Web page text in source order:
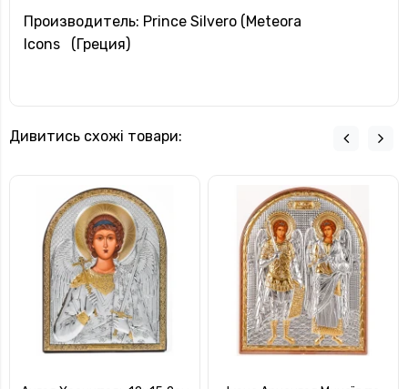
Производитель: Prince Silvero (Meteora
Icons (Греция)
Дивитись схожі товари: